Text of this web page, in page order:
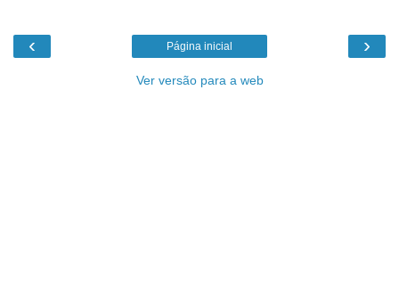
‹ ›
Página inicial
Ver versão para a web